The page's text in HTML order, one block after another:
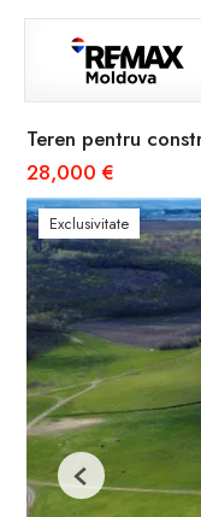
Teren pentru
28,000 €
Exclusivitate
Previous